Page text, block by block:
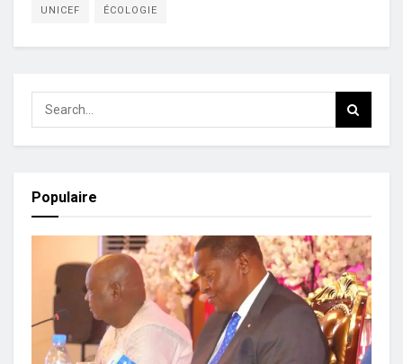
UNICEF ÉCOLOGIE
Populaire